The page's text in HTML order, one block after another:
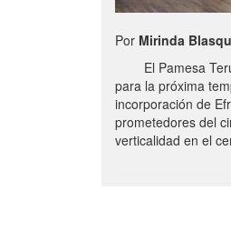
Por Mirinda
El Pamesa
para la próxima
incorporación de
prometedores del
verticalidad en el